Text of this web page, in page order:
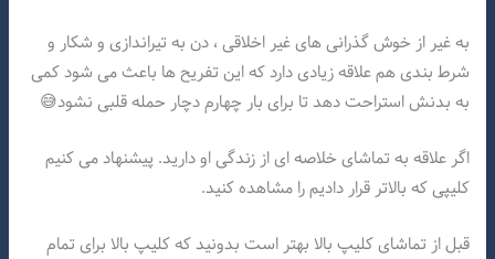
به غیر از خوش گذرانی های غیر اخلاقی ، دن به تیراندازی و شکار و
شرط بندی هم علاقه زیادی دارد که این تفریح ها باعث می شود کمی
به بدنش استراحت دهد تا برای بار چهارم دچار حمله قلبی نشود😅
اگر علاقه به تماشای خلاصه ای از زندگی او دارید. پیشنهاد می کنیم
کلیپی که بالاتر قرار دادیم را مشاهده کنید.
قبل از تماشای کلیپ بالا بهتر است بدونید که کلیپ بالا برای تمام